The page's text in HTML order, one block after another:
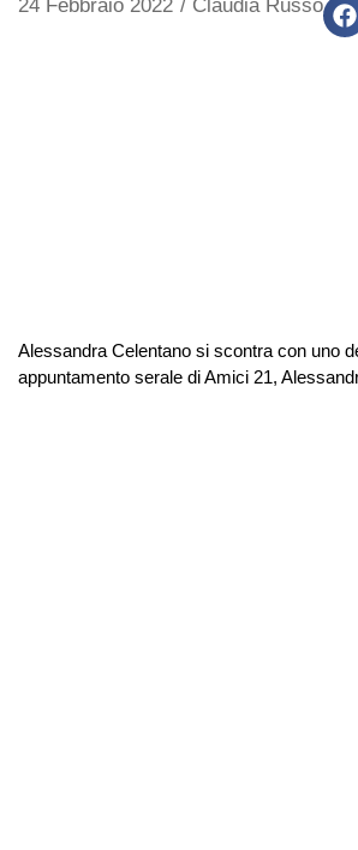
24 Febbraio 2022 / Claudia Russo
Alessandra Celentano si scontra con uno
appuntamento serale di Amici 21,